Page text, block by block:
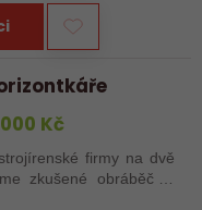
Kč
firmy na dvě
zkušené obráběče i
poctivé řemeslo na